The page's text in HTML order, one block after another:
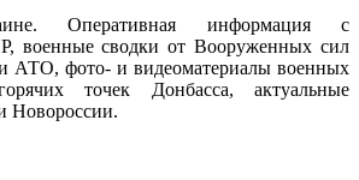
Оперативная информация с
военные сводки от Вооруженных сил
АТО, фото- и видеоматериалы военных
точек Донбасса, актуальные
Новороссии.